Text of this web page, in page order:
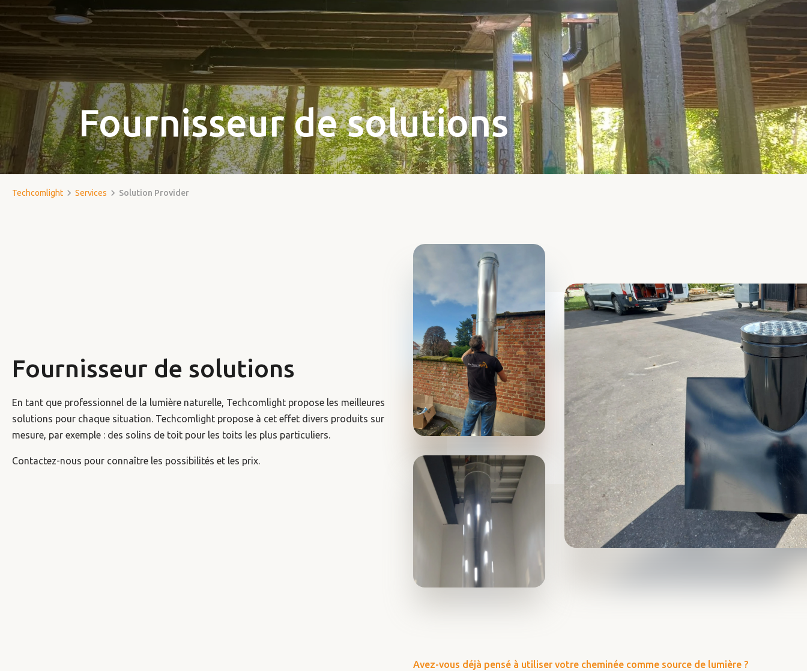
Fournisseur de solutions
Techcomlight Services Solution Provider
Fournisseur de solutions
En tant que professionnel de la lumière naturelle, Techcomlight propose les meilleures
solutions pour chaque situation. Techcomlight propose à cet effet divers produits sur
mesure, par exemple : des solins de toit pour les toits les plus particuliers.
Contactez-nous pour connaître les possibilités et les prix.
Avez-vous déjà pensé à utiliser votre cheminée comme source de lumière ?